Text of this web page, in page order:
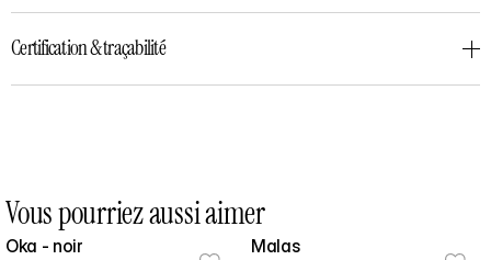
Certification & traçabilité
Vous pourriez aussi aimer
Oka - noir
Malas